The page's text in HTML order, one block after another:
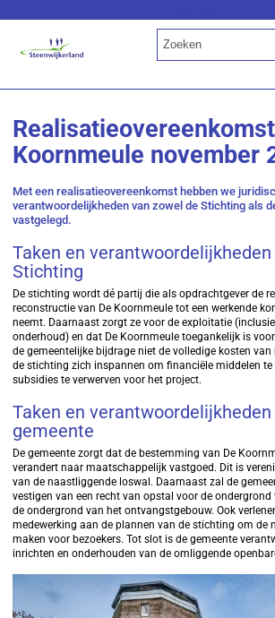
Koornmeule november
Met een realisatieovereenkomst hebben we
verantwoordelijkheden van zowel de Stichting als
vastgelegd.
Taken en verantwoordelijkheden
Stichting
De stichting wordt dé partij die als opdrachtgever de
reconstructie van De Koornmeule tot een werkende
neemt. Daarnaast zorgt ze voor de exploitatie
onderhoud) en dat De Koornmeule toegankelijk is
de gemeentelijke bijdrage niet de volledige kosten van
de stichting zich inspannen om financiële middelen te
subsidies te verwerven voor het project.
Taken en verantwoordelijkheden
gemeente
De gemeente zorgt dat de bestemming van De
verandert naar maatschappelijk vastgoed. Dit is
van de naastliggende loswal. Daarnaast zal de
vestigen van een recht van opstal voor de ondergrond
de ondergrond van het ontvangstgebouw. Ook
medewerking aan de plannen van de stichting om de
maken voor bezoekers. Tot slot is de gemeente
inrichten en onderhouden van de omliggende